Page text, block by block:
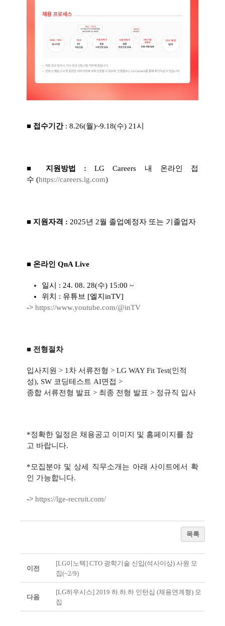
■ 접수기간 : 8.26(월)~9.18(수) 21시
■ 지원방법 : LG Careers 내 온라인 접
수 (https://careers.lg.com)
■ 지원자격 : 2025년 2월 졸업예정자 또는 기졸업자
■ 온라인 QnA Live
일시 : 24. 08. 28(수) 15:00 ~
위치
: 유튜브 [엘지 inTV]
-> https://www.youtube.com/@inTV
■ 전형절차
입사지원 > 1 차 서류전형 > LG WAY Fit Test(인적
성), SW 코딩테스트 AI면접 >
종합 서류전형 발표 > 최종 전형 발표 > 정규직 입사
*정확한 일정은 채용공고 이미지 및 홈페이지를 참
고 바랍니다.
*모집분야 및 상세 직무소개는 아래 사이트에서 확
인 가능합니다.
-> https://lge-recruit.com/
목록
이전
[LG이노텍] CTO 광학기술 신입(석사이상) 사원 모
집(~2/9)
다음
[LG하우시스] 2019 하.하.하 인턴십 (채용연계형) 모
집